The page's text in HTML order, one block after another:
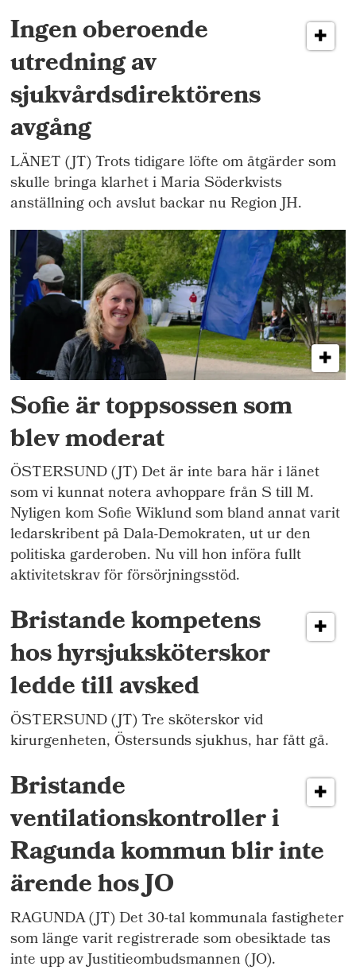
Ingen oberoende
utredning av
sjukvårdsdirektörens
avgång
LÄNET (JT) Trots tidigare löfte om åtgärder som
skulle bringa klarhet i Maria Söderkvists
anställning och avslut backar nu Region JH.
Sofie är toppsossen som
blev moderat
ÖSTERSUND (JT) Det är inte bara här i länet
som vi kunnat notera avhoppare från S till M.
Nyligen kom Sofie Wiklund som bland annat varit
ledarskribent på Dala-Demokraten, ut ur den
politiska garderoben. Nu vill hon införa fullt
aktivitetskrav för försörjningsstöd.
Bristande kompetens
hos hyrsjuksköterskor
ledde till avsked
ÖSTERSUND (JT) Tre sköterskor vid
kirurgenheten, Östersunds sjukhus, har fått gå.
Bristande
ventilationskontroller i
Ragunda kommun blir inte
ärende hos JO
RAGUNDA (JT) Det 30-tal kommunala fastigheter
som länge varit registrerade som obesiktade tas
inte upp av Justitieombudsmannen (JO).